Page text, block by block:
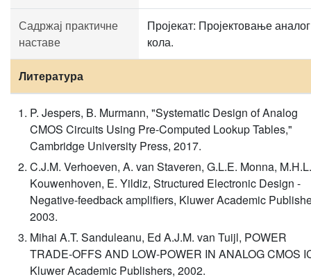
Садржај практичне
наставе
Пројекат: Пројектовање
кола.
Литература
P. Jespers, B. Murmann, "Systematic Design of Analog
CMOS Circuits Using Pre-Computed Lookup Tables,"
Cambridge University Press, 2017.
C.J.M. Verhoeven, A. van Staveren, G.L.E. Monna, M.H.L.
Kouwenhoven, E. Yildiz, Structured Electronic Design -
Negative-feedback amplifiers, Kluwer Academic
2003.
Mihai A.T. Sanduleanu, Ed A.J.M. van Tuijl, POWER
TRADE-OFFS AND LOW-POWER IN ANALOG CMOS
Kluwer Academic Publishers, 2002.